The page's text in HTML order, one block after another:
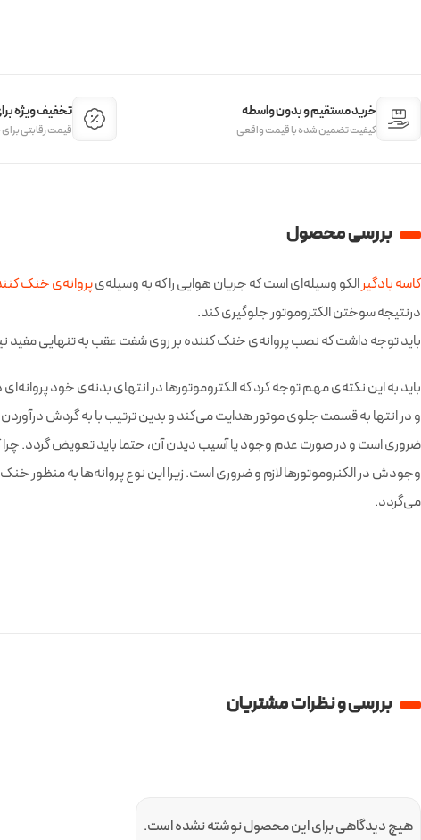
خرید مستقیم و بدون واسطه
کیفیت تضمین شده با قیمت واقعی
تخفیف ویژه
قیمت‌ رقابتی
بررسی محصول
کاسه بادگیرالکو وسیله‌ای است که جریان هوایی را که به وسیله‌یپروانه‌ی خنک
درنتیجه سوختن الکتروموتور جلوگیری کند.
باید توجه داشت که نصب پروانه‌ی خنک کننده بر روی شفت عقب به تنهایی مفید
باید به این نکته‌ی مهم توجه کرد که الکتروموتورها در انتهای بدنه‌ی خود
و در انتها به قسمت جلوی موتور هدایت می‌کند و بدین ترتیب با به گردش
ضروری است و در صورت عدم وجود یا آسیب دیدن آن، حتما باید تعویض گردد. چرا که
وجودش در الکنروموتورها لازم و ضروری است. زیرا این نوع پروانه‌ها به منظور
می‌گردد.
بررسی و نظرات مشتریان
هیچ دیدگاهی برای این محصول نوشته نشده است.